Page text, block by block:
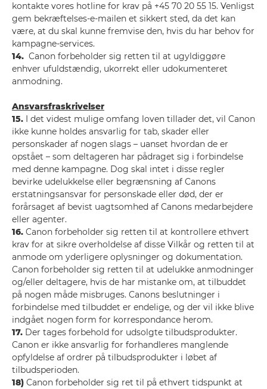
kontakte vores hotline for krav på +45 70 20 55 15. Venligst
gem bekræftelses-e-mailen et sikkert sted, da det kan
være, at du skal kunne fremvise den, hvis du har behov for
kampagne-services.
14. Canon forbeholder sig retten til at ugyldiggøre
enhver ufuldstændig, ukorrekt eller udokumenteret
anmodning.
Ansvarsfraskrivelser
15. I det videst mulige omfang loven tillader det, vil Canon
ikke kunne holdes ansvarlig for tab, skader eller
personskader af nogen slags – uanset hvordan de er
opstået – som deltageren har pådraget sig i forbindelse
med denne kampagne. Dog skal intet i disse regler
bevirke udelukkelse eller begrænsning af Canons
erstatningsansvar for personskade eller død, der er
forårsaget af bevist uagtsomhed af Canons medarbejdere
eller agenter.
16. Canon forbeholder sig retten til at kontrollere ethvert
krav for at sikre overholdelse af disse Vilkår og retten til at
anmode om yderligere oplysninger og dokumentation.
Canon forbeholder sig retten til at udelukke anmodninger
og/eller deltagere, hvis de har mistanke om, at tilbuddet
på nogen måde misbruges. Canons beslutninger i
forbindelse med tilbuddet er endelige, og der vil ikke blive
indgået nogen form for korrespondance herom.
17. Der tages forbehold for udsolgte tilbudsprodukter.
Canon er ikke ansvarlig for forhandleres manglende
opfyldelse af ordrer på tilbudsprodukter i løbet af
tilbudsperioden.
18) Canon forbeholder sig ret til på ethvert tidspunkt at